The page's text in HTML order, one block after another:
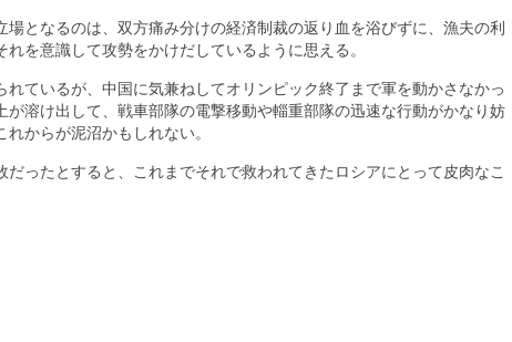
となるのは、双方痛み分けの経済制裁の返り血を浴びずに、漁夫の利
を意識して攻勢をかけだしているように思える。
ているが、中国に気兼ねしてオリンピック終了まで軍を動かさなかっ
溶け出して、戦車部隊の電撃移動や輜重部隊の迅速な行動がかなり妨
からが泥沼かもしれない。
ったとすると、これまでそれで救われてきたロシアにとって皮肉なこ